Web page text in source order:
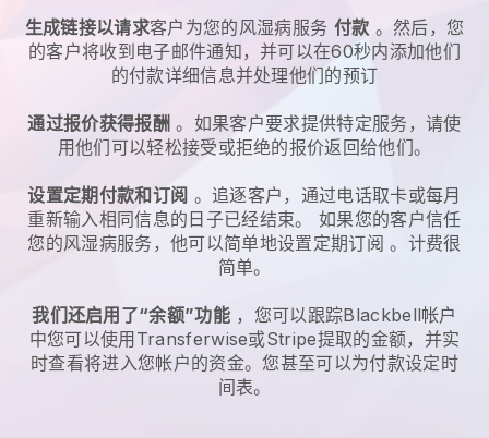
生成链接以请求客户为您的风湿病服务 付款 。然后，您
的客户将收到电子邮件通知，并可以在60秒内添加他们
的付款详细信息并处理他们的预订
通过报价获得报酬 。如果客户要求提供特定服务，请使
用他们可以轻松接受或拒绝的报价返回给他们。
设置定期付款和订阅 。追逐客户，通过电话取卡或每月
重新输入相同信息的日子已经结束。 如果您的客户信任
您的风湿病服务，他可以简单地设置定期订阅 。计费很
简单。
我们还启用了“余额”功能 ，您可以跟踪Blackbell帐户
中您可以使用Transferwise或Stripe提取的金额，并实
时查看将进入您帐户的资金。您甚至可以为付款设定时
间表。